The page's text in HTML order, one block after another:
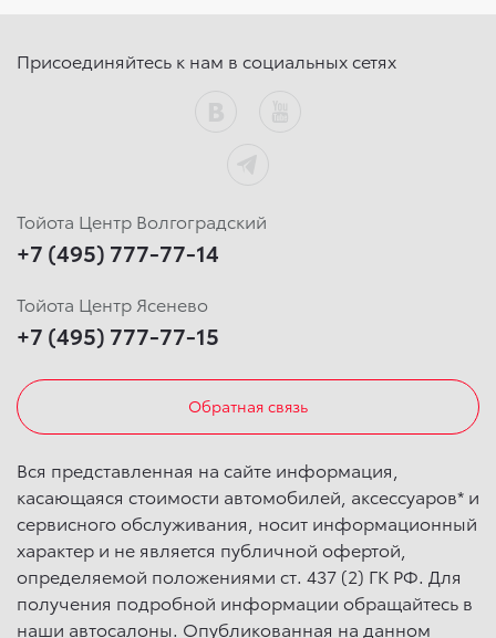
Присоединяйтесь к нам в социальных сетях
Тойота Центр Волгоградский
+7 (495) 777-77-14
Тойота Центр Ясенево
+7 (495) 777-77-15
Обратная связь
Вся представленная на сайте информация,
касающаяся стоимости автомобилей, аксессуаров* и
сервисного обслуживания, носит информационный
характер и не является публичной офертой,
определяемой положениями ст. 437 (2) ГК РФ. Для
получения подробной информации обращайтесь в
наши автосалоны. Опубликованная на данном